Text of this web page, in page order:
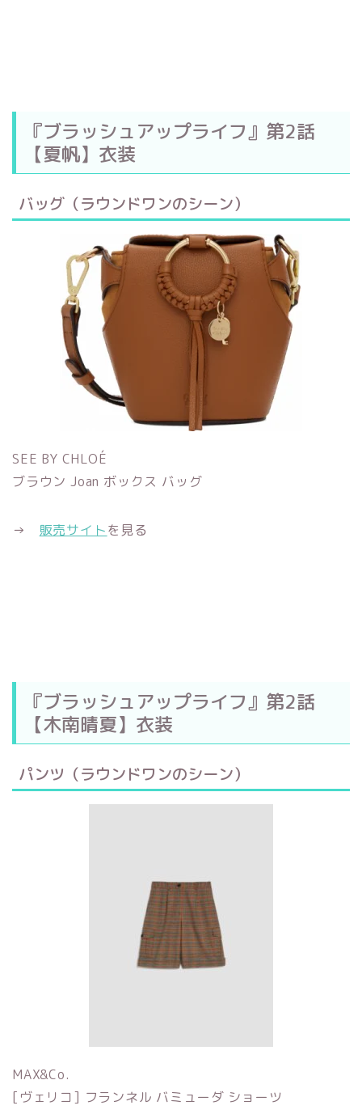
『ブラッシュアップライフ』第2話
【夏帆】衣装
バッグ（ラウンドワンのシーン）
SEE BY CHLOÉ
ブラウン Joan ボックス バッグ
→ 販売サイトを見る
『ブラッシュアップライフ』第2話
【木南晴夏】衣装
パンツ（ラウンドワンのシーン）
MAX&Co.
[ヴェリコ] フランネル バミューダ ショーツ